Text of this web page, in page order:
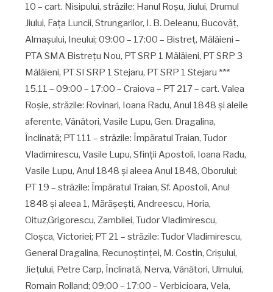
10 – cart. Nisipului, străzile: Hanul Roşu, Jiului, Drumul
Jiului, Faţa Luncii, Strungarilor, I. B. Deleanu, Bucovăţ,
Almaşului, Ineului; 09:00 – 17:00 – Bistreţ, Mălăieni –
PTA SMA Bistreţu Nou, PT SRP 1 Mălăieni, PT SRP 3
Mălăieni, PT SI SRP 1 Stejaru, PT SRP 1 Stejaru ***
15.11 – 09:00 – 17:00 – Craiova – PT 217 – cart. Valea
Roşie, străzile: Rovinari, Ioana Radu, Anul 1848 şi aleile
aferente, Vânători, Vasile Lupu, Gen. Dragalina,
Înclinată; PT 111 – străzile: Împăratul Traian, Tudor
Vladimirescu, Vasile Lupu, Sfinţii Apostoli, Ioana Radu,
Vasile Lupu, Anul 1848 şi aleea Anul 1848, Oborului;
PT 19 – străzile: Împăratul Traian, Sf. Apostoli, Anul
1848 şi aleea 1, Mărăşeşti, Andreescu, Horia,
Oituz,Grigorescu, Zambilei, Tudor Vladimirescu,
Cloşca, Victoriei; PT 21 – străzile: Tudor Vladimirescu,
General Dragalina, Recunoştinţei, M. Costin, Crişului,
Jieţului, Petre Carp, Înclinată, Nerva, Vânători, Ulmului,
Romain Rolland; 09:00 – 17:00 – Verbicioara, Vela,